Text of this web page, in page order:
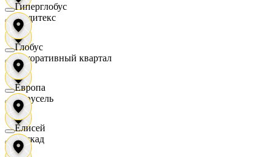
Индитекс
Декоративный квартал
Карусель
Каскад
Гиперглобус
Глобус
Европа
Елисей